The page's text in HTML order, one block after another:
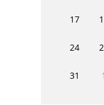
17
24
31 1